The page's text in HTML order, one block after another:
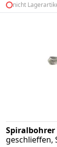
nicht
Spiralbohrer
geschlieffen,